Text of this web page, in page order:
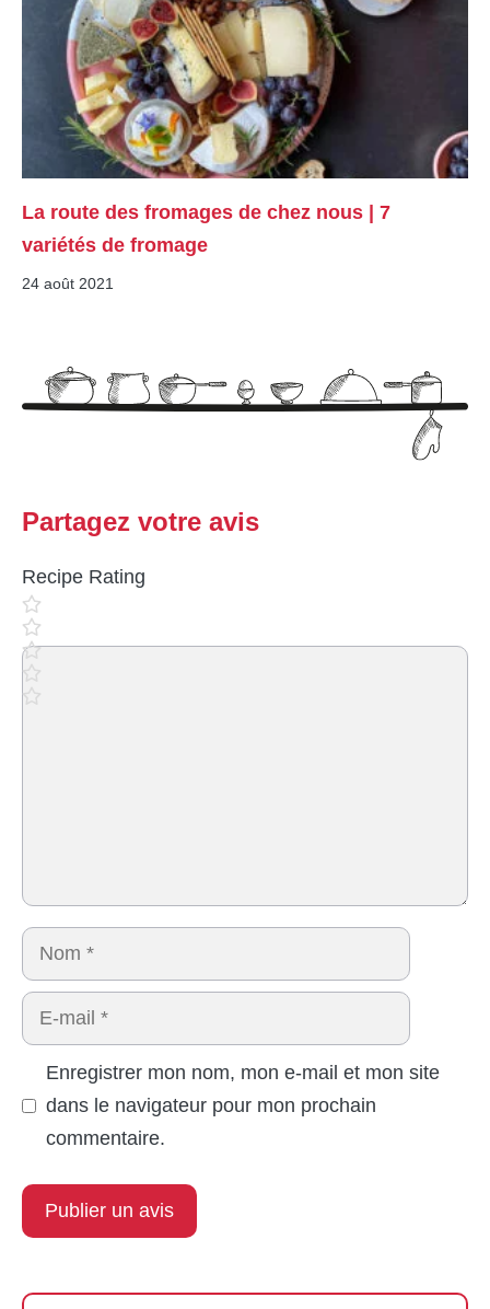
La route des fromages de chez nous | 7
variétés de fromage
24 août 2021
Partagez votre avis
Recipe Rating
Commentaire
Nom
E-
mail
Enregistrer mon nom, mon e-mail et mon site
dans le navigateur pour mon prochain
commentaire.